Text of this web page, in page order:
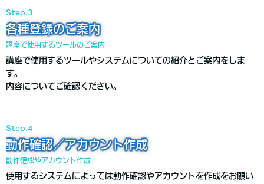
Step.3
各種登録のご案内
講座で使用するツールのご案内
講座で使用するツールやシステムについての紹介とご案内をしま
す。
内容についてご確認ください。
Step.4
動作確認／アカウント作成
動作確認やアカウント作成
使用するシステムによっては動作確認やアカウントを作成をお願い